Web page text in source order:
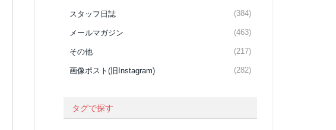
スタッフ日誌 (384)
メールマガジン (463)
その他 (217)
画像ポスト(旧Instagram) (282)
タグで探す